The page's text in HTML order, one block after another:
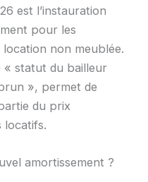
est l’instauration
pour les
non meublée.
« statut du bailleur
», permet de
du prix
locatifs.
amortissement ?